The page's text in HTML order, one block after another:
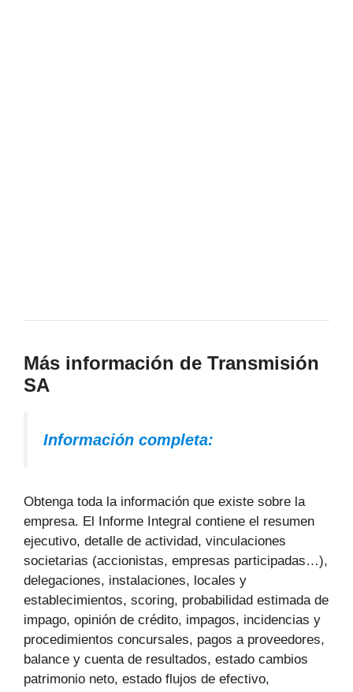
Más información de Transmisión
SA
Información completa:
Obtenga toda la información que existe sobre la
empresa. El Informe Integral contiene el resumen
ejecutivo, detalle de actividad, vinculaciones
societarias (accionistas, empresas participadas…),
delegaciones, instalaciones, locales y
establecimientos, scoring, probabilidad estimada de
impago, opinión de crédito, impagos, incidencias y
procedimientos concursales, pagos a proveedores,
balance y cuenta de resultados, estado cambios
patrimonio neto, estado flujos de efectivo,